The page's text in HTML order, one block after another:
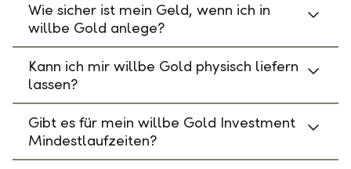
Wie sicher ist mein Geld, wenn ich in
willbe Gold anlege?
Kann ich mir willbe Gold physisch liefern
lassen?
Gibt es für mein willbe Gold Investment
Mindestlaufzeiten?